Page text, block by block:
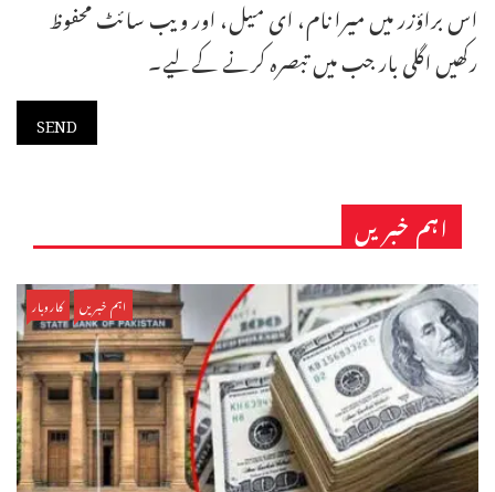
اس براؤزر میں میرا نام، ای میل، اور ویب سائٹ محفوظ
رکھیں اگلی بار جب میں تبصرہ کرنے کےلیے۔
اہم خبریں
اہم خبریں کاروبار